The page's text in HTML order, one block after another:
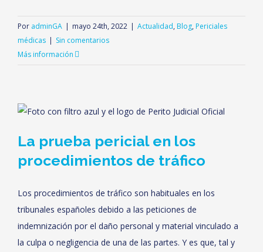
Por adminGA | mayo 24th, 2022 | Actualidad, Blog, Periciales
médicas | Sin comentarios
Más información
La prueba pericial en los
procedimientos de tráfico
Los procedimientos de tráfico son habituales en los
tribunales españoles debido a las peticiones de
indemnización por el daño personal y material vinculado a
la culpa o negligencia de una de las partes. Y es que, tal y